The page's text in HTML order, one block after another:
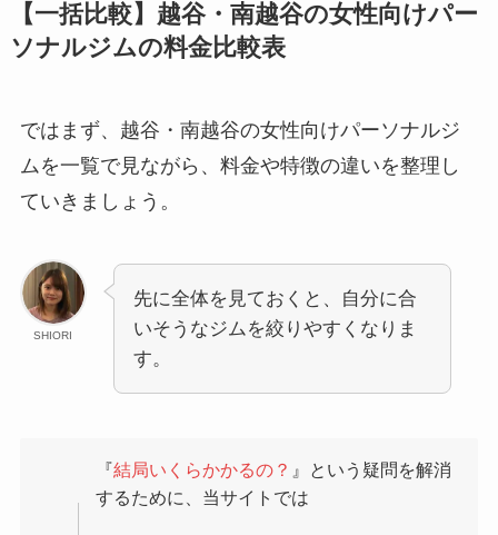
【一括比較】越谷・南越谷の女性向けパー
ソナルジムの料金比較表
ではまず、越谷・南越谷の女性向けパーソナルジ
ムを一覧で見ながら、料金や特徴の違いを整理し
ていきましょう。
SHIORI
先に全体を見ておくと、自分に合
いそうなジムを絞りやすくなりま
す。
『結局いくらかかるの？ 』という疑問を解消
するために、当サイトでは